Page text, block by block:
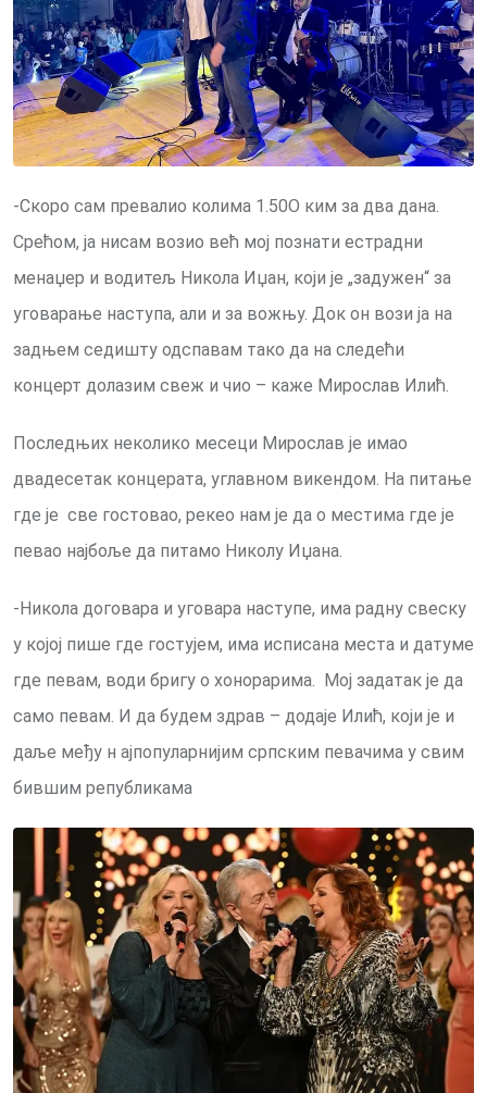
-Скоро сам превалио колима 1.50О ким за два дана.
Срећом, ја нисам возио већ мој познати естрадни
менаџер и водитељ Никола Иџан, који је „задужен“ за
уговарање наступа, али и за вожњу. Док он вози ја на
задњем седишту одспавам тако да на следећи
концерт долазим свеж и чио – каже Мирослав Илић.
Последњих неколико месеци Мирослав је имао
двадесетак концерата, углавном викендом. На питање
где је све гостовао, рекео нам је да о местима где је
певао најбоље да питамо Николу Иџана.
-Никола договара и уговара наступе, има радну свеску
у којој пише где гостујем, има исписана места и датуме
где певам, води бригу о хонорарима. Мој задатак је да
само певам. И да будем здрав – додаје Илић, који је и
даље међу н ајпопуларнијим српским певачима у свим
бившим републикама